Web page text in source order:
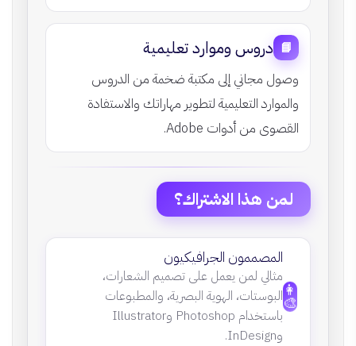
📘 دروس وموارد تعليمية
وصول مجاني إلى مكتبة ضخمة من الدروس
والموارد التعليمية لتطوير مهاراتك والاستفادة
القصوى من أدوات Adobe.
لمن هذا الاشتراك؟
👩
🎨
المصممون الجرافيكيون
مثالي لمن يعمل على تصميم الشعارات،
البوستات، الهوية البصرية، والمطبوعات
باستخدام Photoshop وIllustrator
وInDesign.